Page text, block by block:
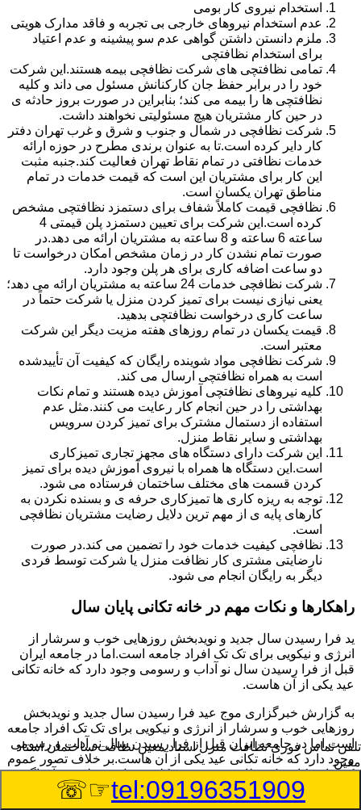
استخدام نیروی کار بومی
عدم استخدام نیروهای خارجی بی تجربه و فاقد مدارک هویتی
ملزم دانستن داشتن گواهی عدم سو پیشینه و عدم اعتیاد
برای استخدام نظافتچی
تمامی نظافتچی های شرکت نظافچی بیمه هستند.این شرکت
خود را در برابر حفظ جان کارکنانش مسئول می داند و کلیه
نظافتچی ها را بیمه می کند؛ بنابراین در صورت بروز حادثه ی
در حین کار مشتریان هیچ مسئولیتی نخواهند داشت.
شرکت نظافچی در شمال و جنوب و شرق و غرب تهران دفتر
کار دایر کرده است.تا به عنوان برندی مطرح در حوزه ارائه
خدمات نظافتی در تمام نقاط تهران فعالیت کند.جنبه مثبت
این کار برای مشتریان این است که قیمت خدمات در تمام
مناطق تهران یکسان است.
نظافچی قیمت کاملاً شفاف برای دستمزد نظافتچی مشخص
کرده است.این شرکت برای تعیین دستمزد پلن قیمتی 4
ساعته 6 ساعته و 8 ساعته به مشتریان ارائه می دهد.در
صورت تمام نشدن کار در زمان مشخص امکان درخواست تا
دو ساعت اضافه کاری برای هر پلن وجود دارد.
شرکت نظافچی خدمات 24 ساعته به مشتریان ارائه می دهد؛
یعنی نیازی نیست برای تمیز کردن منزل یا شرکت حتماً در
ساعت کاری درخواست نظافتچی بدهید.
قیمت یکسان در تمام روزهای هفته مزیت دیگر این شرکت
معتبر است.
شرکت نظافچی مواد شوینده رایگان که کیفیت آن تأییدشده
است به همراه نظافتچی ارسال می کند.
کلیه نیروهای نظافتچی آموزش دیده هستند و تمام نکات
بهداشتی را در حین انجام کار رعایت می کنند.مثل عدم
استفاده از دستمال مشترک برای تمیز کردن سرویس
بهداشتی و سایر نقاط منزل.
این شرکت دارای دستگاه های مجهز تجاری تمیزکاری
است.این دستگاه ها همراه با نیروی آموزش دیده برای تمیز
کردن قسمت های مختلف ساختمان فرستاده می شود.
توجه به ریزه کاری ها تمیزکاری حرفه ی و بسنده نکردن به
کارهای پایه ی از مهم ترین دلایل رضایت مشتریان نظافچی
است.
نظافچی کیفیت خدمات خود را تضمین می کند.در صورت
نارضایتی مشتری کار نظافت منزل یا شرکت توسط فردی
دیگر به رایگان انجام می شود.
راهکارها و نکات مهم در خانه تکانی پایان سال
ید فرا رسیدن سال جدید و نویدبخش روزهایی خوب و سرشار از
انرژی و نیکویی برای تک تک افراد جامعه است.اما در جامعه ایران
قبل از فرا رسیدن سال نو آداب و رسومی وجود دارد که خانه تکانی
عید یکی از آن هاست.
به گزارش خبرگزاری موج عید فرا رسیدن سال جدید و نویدبخش
روزهایی خوب و سرشار از انرژی و نیکویی برای تک تک افراد جامعه
است.اما در جامعه ایران قبل از فرا رسیدن سال نو آداب و رسومی
وجود دارد که خانه تکانی عید یکی از آن هاست.بر خلاف تصور عموم
که خانه تکانی یک نظافت عمومی و کلی منزل به نظر می آید اگر
بخواهیم به طور اصولی آن را انجام دهیم باید به برخی از نکات توجه
بیشتر داشته باشیم.
تلفن تماس فورینظافت منزل استاد معین نظافت ساختمان استاد
معین
tel:09196351909
☞☏